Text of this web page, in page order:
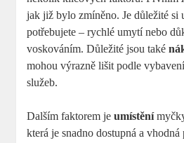
jak již bylo zmíněno. Je důležité si
potřebujete – rychlé umytí nebo
voskováním. Důležité jsou také
mohou výrazně lišit podle
služeb.
Dalším faktorem jeumístění
která je snadno dostupná a